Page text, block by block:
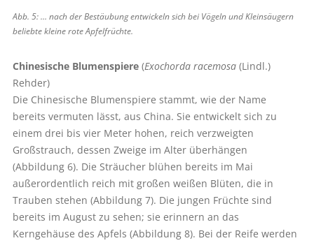
Abb. 5: … nach der Bestäubung entwickeln sich bei Vögeln und Kleinsäugern
beliebte kleine rote Apfelfrüchte.
Chinesische Blumenspiere (Exochorda racemosa(Lindl.)
Rehder)
Die Chinesische Blumenspiere stammt, wie der Name
bereits vermuten lässt, aus China. Sie entwickelt sich zu
einem drei bis vier Meter hohen, reich verzweigten
Großstrauch, dessen Zweige im Alter überhängen
(Abbildung 6). Die Sträucher blühen bereits im Mai
außerordentlich reich mit großen weißen Blüten, die in
Trauben stehen (Abbildung 7). Die jungen Früchte sind
bereits im August zu sehen; sie erinnern an das
Kerngehäuse des Apfels (Abbildung 8). Bei der Reife werden